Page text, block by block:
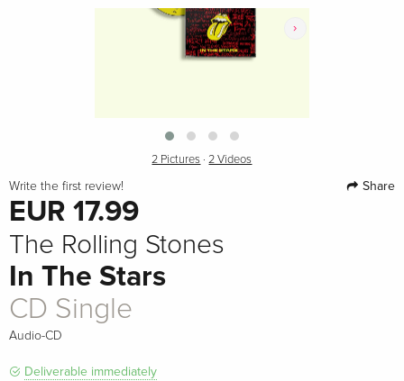
›
2 Pictures ·2 Videos
Write the first review! Share
EUR 17.99
The Rolling Stones
In The Stars
CD Single
Audio-CD
Deliverable immediately